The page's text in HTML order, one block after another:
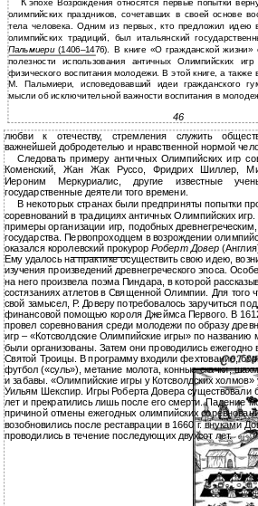
К эпохе Возрождения относятся первые попытки
олимпийских праздников, сочетавших в своей основе
тела человека. Одним из первых, кто предложил идею
олимпийских традиций, был итальянский
Пальмиери(1406–1476). В книге «О гражданской
полезности использования античных Олимпийских
физического воспитания молодежи. В этой книге, а также
М. Пальмиери, исповедовавший идеи гражданского
мысли об исключительной важности воспитания в
46
любви к отечеству, стремления служить
важнейшей добродетелью и нравственной нормой
Следовать примеру античных Олимпийских игр
Коменский, Жан Жак Руссо, Фридрих Шиллер,
Иероним Меркуриалис, другие известные
государственные деятели того времени.
В некоторых странах были предприняты попытки
соревнований в традициях античных Олимпийских
примеры организации игр, подобных
государства. Первопроходцем в возрождении
оказался королевский прокурорРоберт Довер
Ему удалось на практике осуществить свою идею,
изучения произведений древнегреческого эпоса.
на него произвела поэма Пиндара, в которой
состязаниях атлетов в Священной Олимпии. Для того
свой замысел, Р. Доверу потребовалось заручиться
финансовой помощью короля Джеймса Первого. В
провел соревнования среди молодежи по образу
игр – «Котсволдские Олимпийские игры» по названию
были организованы. Затем они проводились ежегодно
Святой Троицы. В программу входили фехтование,
футбол («суль»), метание молота, конные скачки,
и забавы. «Олимпийские игры у Котсволдских холмов»
Уильям Шекспир. Игры Роберта Довера существовали
лет и прекратились лишь после его смерти. Падение
причиной отмены ежегодных олимпийских
возобновились после реставрации в 1660 г. внуками
проводились в течение последующих двухсот лет.